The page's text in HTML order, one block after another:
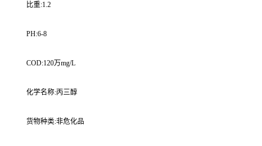
比重:1.2
PH:6-8
COD:120万mg/L
化学名称:丙三醇
货物种类:非危化品